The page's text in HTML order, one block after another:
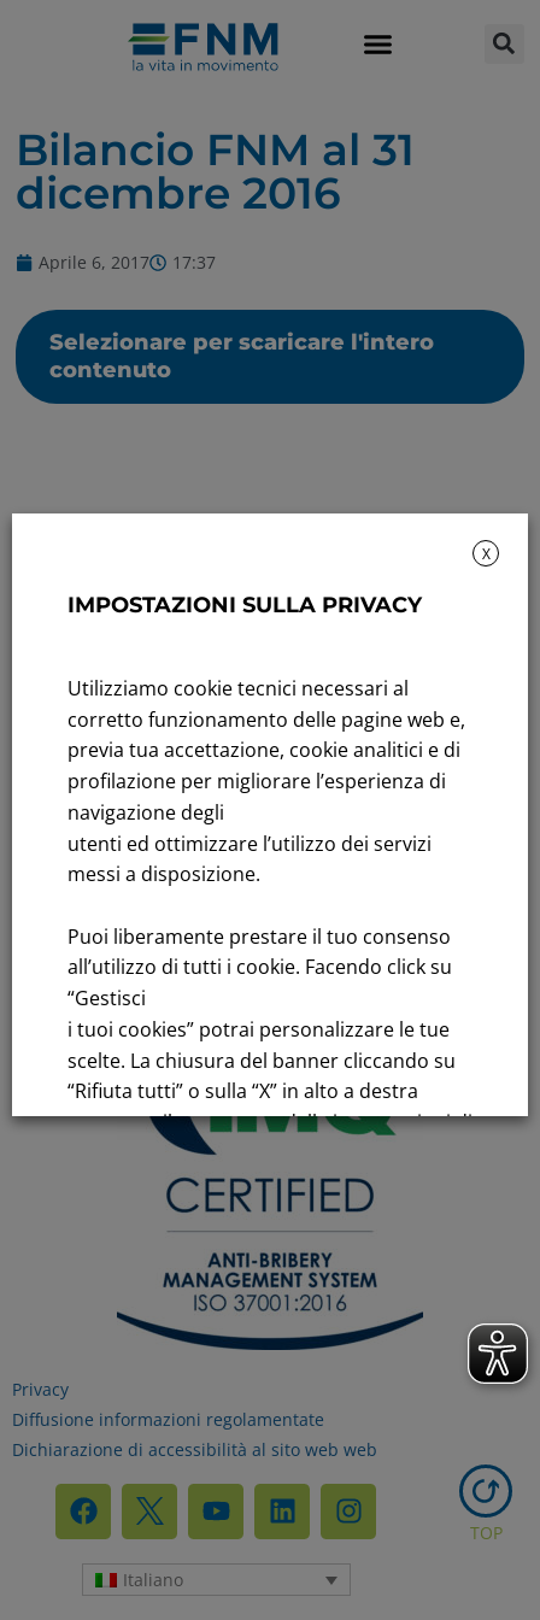
Bilancio FNM al 31
dicembre 2016
Aprile 6, 2017 17:37
Selezionare per scaricare l'intero
contenuto
Bandi di gara: Ultimi bandi
FNM S.p.A.
Sede in Milano, Piazzale Cadorna, 14
fnm@legalmail.it
Capitale sociale € 230.000.000,00 interamente versato
Iscrizione Registro Imprese
C.C.I.AA. Milano – REA 28331
Privacy
Diffusione informazioni regolamentate
Dichiarazione di accessibilità al sito web web
Italiano
TOP
X
IMPOSTAZIONI SULLA PRIVACY
Utilizziamo cookie tecnici necessari al
corretto funzionamento delle pagine web e,
previa tua accettazione, cookie analitici e di
profilazione per migliorare l’esperienza di
navigazione degli
utenti ed ottimizzare l’utilizzo dei servizi
messi a disposizione.
Puoi liberamente prestare il tuo consenso
all’utilizzo di tutti i cookie. Facendo click su
“Gestisci
i tuoi cookies” potrai personalizzare le tue
scelte. La chiusura del banner cliccando su
“Rifiuta tutti” o sulla “X” in alto a destra
comporta il permanere delle impostazioni di
default e la continuazione della navigazione
in assenza di cookie o altri strumenti di
tracciamento diversi da quelli tecnici.
Per maggiori informazioni consulta la
nostra
Informativa sui dati personali e cookie
RIFIUTA TUTTI
GESTISCI I TUOI COOKIES